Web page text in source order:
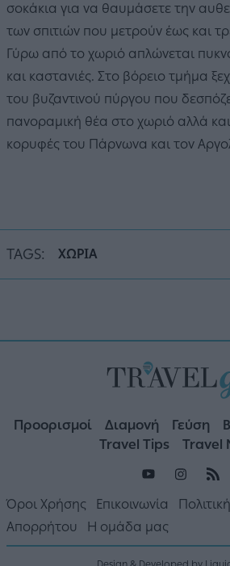
σοκάκια για να θαυμάσετε την
των σπιτιών που μετρούν έως και
Γύρω από το χωριό απλώνεται
και καστανιές. Στο βόρειο τμήμα
του βυζαντινού πύργου που
πανοραμική θέα στο χωριό αλλά και
κορυφές του Πάρνωνα και τον
TAGS: ΧΩΡΙΑ
Προορισμοί Διαμονή Γεύση
Travel Tips
Travel
Όροι Χρήσης Επικοινωνία
Απορρήτου
Η ομάδα μας